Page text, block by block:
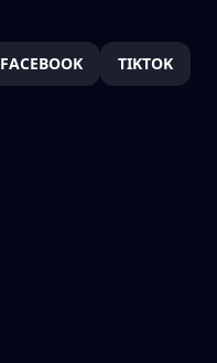
FACEBOOK TIKTOK